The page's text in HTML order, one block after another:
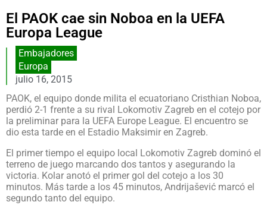
El PAOK cae sin Noboa en la UEFA
Europa League
Embajadores
Europa
julio 16, 2015
PAOK, el equipo donde milita el ecuatoriano Cristhian Noboa,
perdió 2-1 frente a su rival Lokomotiv Zagreb en el cotejo por
la preliminar para la UEFA Europe League. El encuentro se
dio esta tarde en el Estadio Maksimir en Zagreb.
El primer tiempo el equipo local Lokomotiv Zagreb dominó el
terreno de juego marcando dos tantos y asegurando la
victoria. Kolar anotó el primer gol del cotejo a los 30
minutos. Más tarde a los 45 minutos, Andrijašević marcó el
segundo tanto del equipo.